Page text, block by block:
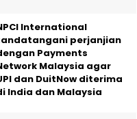
International
perjanjian
Payments
Malaysia agar
dan DuitNow diterima
India dan Malaysia